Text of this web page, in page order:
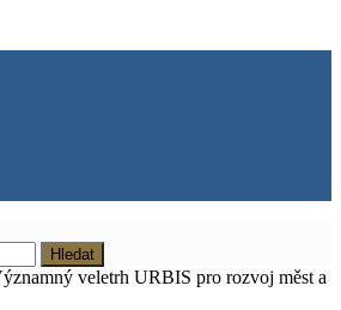
veletrh URBIS pro rozvoj měst a